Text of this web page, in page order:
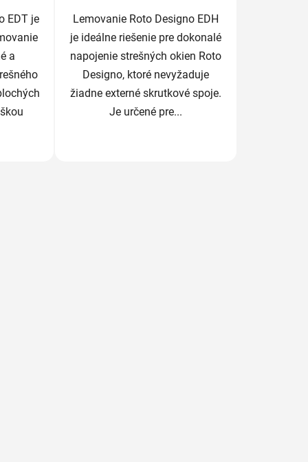
EDT je
a
Lemovanie Roto Designo EDH
je ideálne riešenie pre dokonalé
napojenie strešných okien Roto
Designo, ktoré nevyžaduje
žiadne externé skrutkové spoje.
Je určené pre...